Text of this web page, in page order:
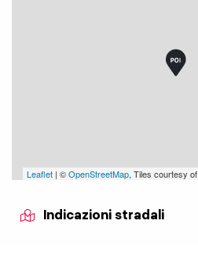
Leaflet | ©OpenStreetMap, Tiles courtesy of
Indicazioni stradali